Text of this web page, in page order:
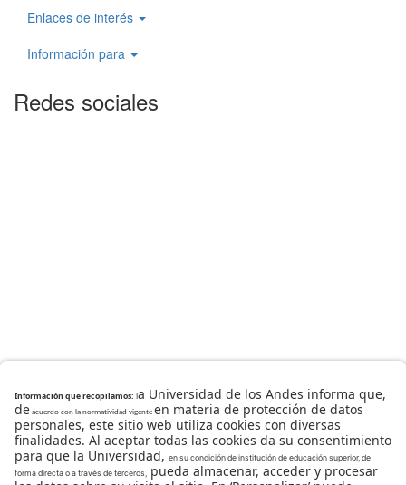
Enlaces de interés
Información para
Redes sociales